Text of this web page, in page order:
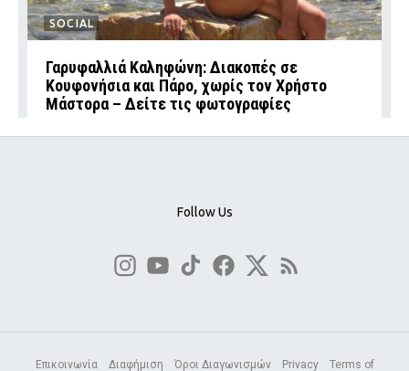
SOCIAL
Γαρυφαλλιά Καληφώνη: Διακοπές σε
Κουφονήσια και Πάρο, χωρίς τον Χρήστο
Μάστορα – Δείτε τις φωτογραφίες
Follow Us
Επικοινωνία Διαφήμιση Όροι Διαγωνισμών Privacy Terms of